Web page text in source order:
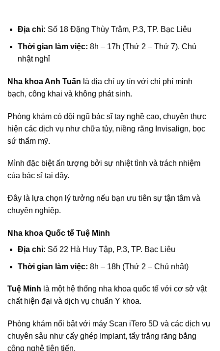
Địa chỉ: Số 18 Đặng Thùy Trâm, P.3, TP. Bạc Liêu
Thời gian làm việc: 8h – 17h (Thứ 2 – Thứ 7), Chủ
nhật nghỉ
Nha khoa Anh Tuấn là địa chỉ uy tín với chi phí minh
bạch, công khai và không phát sinh.
Phòng khám có đội ngũ bác sĩ tay nghề cao, chuyên thực
hiện các dịch vụ như chữa tủy, niềng răng Invisalign, bọc
sứ thẩm mỹ.
Mình đặc biệt ấn tượng bởi sự nhiệt tình và trách nhiệm
của bác sĩ tại đây.
Đây là lựa chọn lý tưởng nếu bạn ưu tiên sự tận tâm và
chuyên nghiệp.
Nha khoa Quốc tế Tuệ Minh
Địa chỉ: Số 22 Hà Huy Tập, P.3, TP. Bạc Liêu
Thời gian làm việc: 8h – 18h (Thứ 2 – Chủ nhật)
Tuệ Minh là một hệ thống nha khoa quốc tế với cơ sở vật
chất hiện đại và dịch vụ chuẩn Y khoa.
Phòng khám nổi bật với máy Scan iTero 5D và các dịch vụ
chuyên sâu như cấy ghép Implant, tẩy trắng răng bằng
công nghệ tiên tiến.